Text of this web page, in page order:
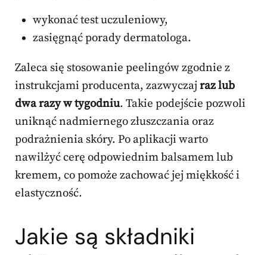
wykonać test uczuleniowy,
zasięgnąć porady dermatologa.
Zaleca się stosowanie peelingów zgodnie z
instrukcjami producenta, zazwyczajraz lub
dwa razy w tygodniu. Takie podejście pozwoli
uniknąć nadmiernego złuszczania oraz
podrażnienia skóry. Po aplikacji warto
nawilżyć cerę odpowiednim balsamem lub
kremem, co pomoże zachować jej miękkość i
elastyczność.
Jakie są składniki